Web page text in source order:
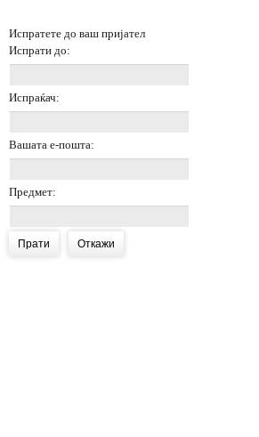
Испратете до ваш пријател
Испрати до:
Испраќач:
Вашата е-пошта:
Предмет:
Прати Откажи